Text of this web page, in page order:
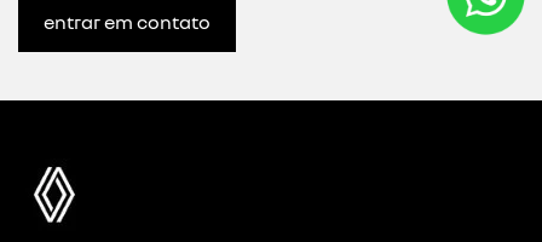
entrar em contato